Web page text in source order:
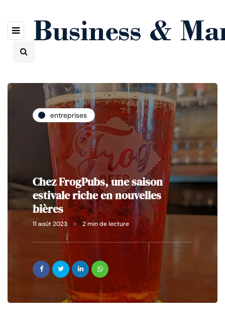
entreprises
Chez FrogPubs, une saison
estivale riche en nouvelles
bières
11 août 2023 2 min de lecture